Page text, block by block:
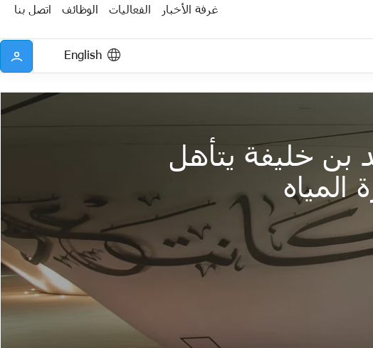
غرفة الأخبار الفعاليات الوظائف اتصل بنا
English
بن خليفة يتأهل